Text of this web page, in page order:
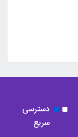
دسترسی
سریع